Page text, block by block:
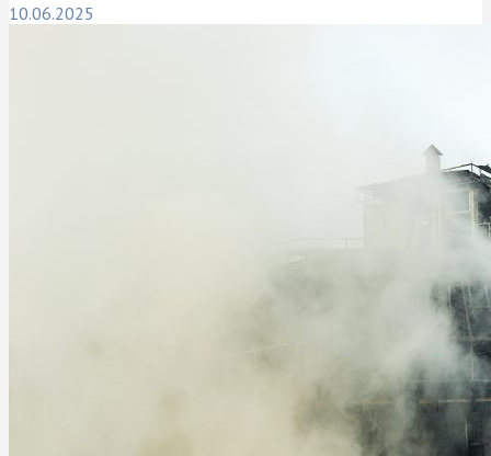
10.06.2025